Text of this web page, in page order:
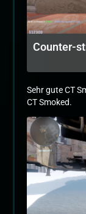
Counter-
Sehr gute CT
CT Smoked.